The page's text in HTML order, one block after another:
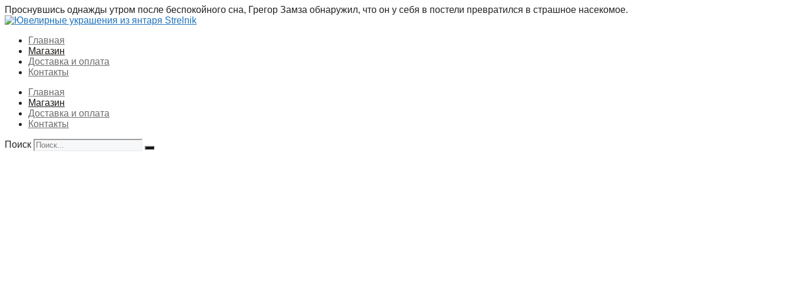
Перейти
к
Проснувшись однажды утром после беспокойного сна, Грегор Замза обнаружил, что он у себя в постели превратился в страшное насекомое.
Главная
Магазин
Доставка и оплата
Контакты
Главная
Магазин
Доставка и оплата
Контакты
Поиск